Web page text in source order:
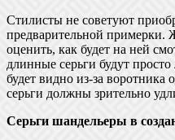
Стилисты не советуют
предварительной примерки.
оценить, как будет на ней
длинные серьги будут
будет видно из-за
серьги должны зрительно
Серьги шандельеры в